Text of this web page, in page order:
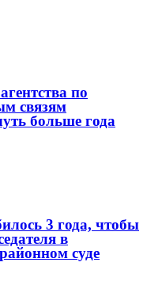
по
связям
больше года
3 года, чтобы
в
суде